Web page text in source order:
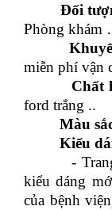
Đối
Phòng khám
miễn phí vận
Chất
ford trắng ..
Màu
Kiểu
- Trang bị
kiểu dáng
của bệnh